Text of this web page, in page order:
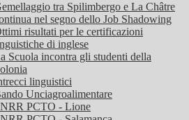
tra Spilimbergo e La Châtre
nel segno dello Job Shadowing
risultati per le certificazioni
di inglese
Scuola incontra gli studenti della
linguistici
Unciagroalimentare
PCTO - Lione